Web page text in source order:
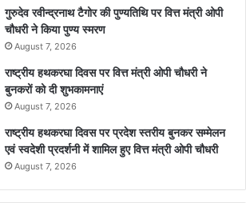
गुरुदेव रवीन्द्रनाथ टैगोर की पुण्यतिथि पर वित्त मंत्री ओपी
चौधरी ने किया पुण्य स्मरण
August 7, 2026
राष्ट्रीय हथकरघा दिवस पर वित्त मंत्री ओपी चौधरी ने
बुनकरों को दी शुभकामनाएं
August 7, 2026
राष्ट्रीय हथकरघा दिवस पर प्रदेश स्तरीय बुनकर सम्मेलन
एवं स्वदेशी प्रदर्शनी में शामिल हुए वित्त मंत्री ओपी चौधरी
August 7, 2026